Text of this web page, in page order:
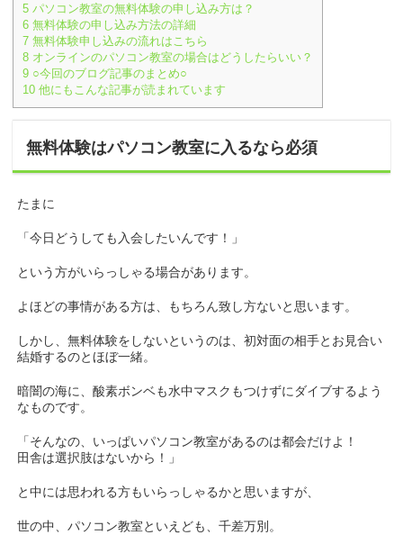
5 パソコン教室の無料体験の申し込み方は？
6 無料体験の申し込み方法の詳細
7 無料体験申し込みの流れはこちら
8 オンラインのパソコン教室の場合はどうしたらいい？
9 ○今回のブログ記事のまとめ○
10 他にもこんな記事が読まれています
無料体験はパソコン教室に入るなら必須
たまに
「今日どうしても入会したいんです！」
という方がいらっしゃる場合があります。
よほどの事情がある方は、もちろん致し方ないと思います。
しかし、無料体験をしないというのは、初対面の相手とお見合い
結婚するのとほぼ一緒。
暗闇の海に、酸素ボンベも水中マスクもつけずにダイブするよう
なものです。
「そんなの、いっぱいパソコン教室があるのは都会だけよ！
田舎は選択肢はないから！」
と中には思われる方もいらっしゃるかと思いますが、
世の中、パソコン教室といえども、千差万別。